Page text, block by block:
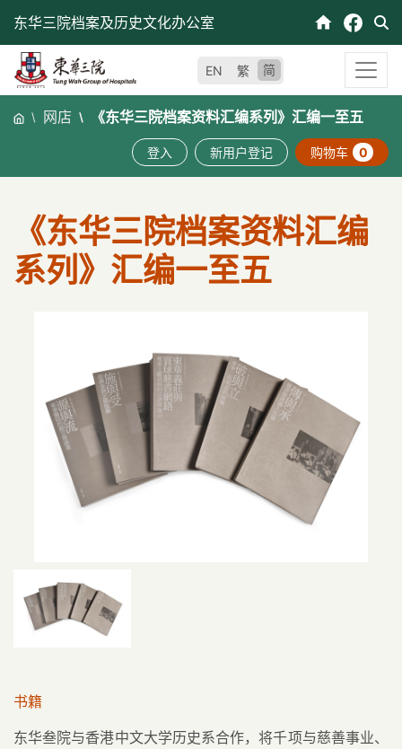
东华三院档案及历史文化办公室
EN 繁 简
网店 《东华三院档案资料汇编系列》汇编一至五
登入 新用户登记 购物车 0
《东华三院档案资料汇编
系列》汇编一至五
书籍
东华叁院与香港中文大学历史系合作，将千项与慈善事业、